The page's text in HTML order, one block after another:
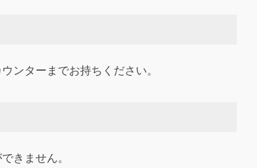
ンターまでお持ちください。
きません。